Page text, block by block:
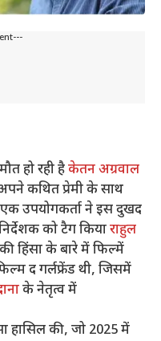
हो रही हैकेतन अग्रवाल
कथित प्रेमी के साथ
उपयोगकर्ता ने इस दुखद
को टैग कियाराहुल
हिंसा के बारे में फिल्में
द गर्लफ्रेंड थी, जिसमें
के नेतृत्व में
हासिल की, जो 2025 में